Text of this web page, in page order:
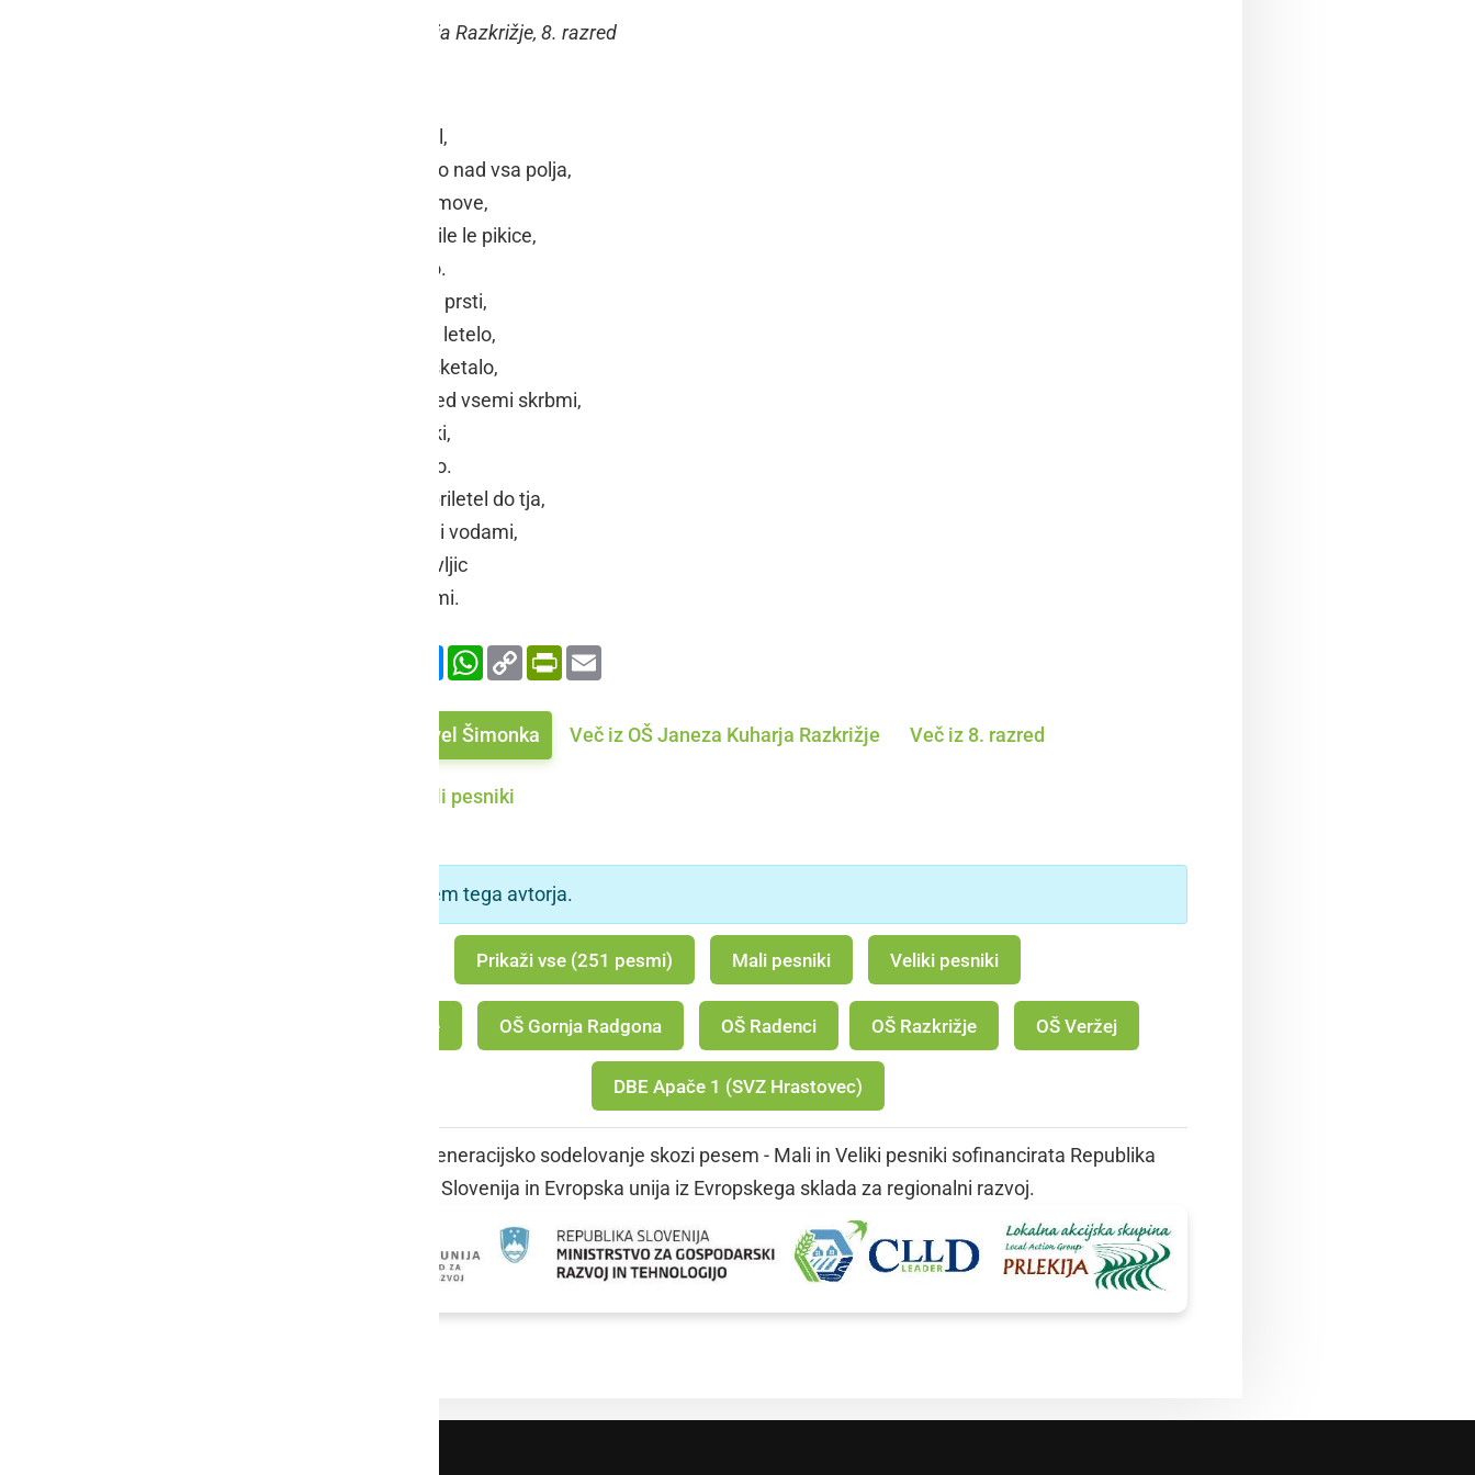
OŠ Janeza Kuharja Razkrižje, 8. razred
Ko bi le lahko letel,
dvignil bi se visoko nad vsa polja,
mesta, šole in domove,
vse dokler ne bi bile le pikice,
združene v celoto.
Čutil bi veter med prsti,
srce bi pohitelo in letelo,
v očeh bi se zalesketalo,
kot da bi bežal pred vsemi skrbmi,
bežal pred občutki,
bežal pred resnico.
Vse dokler ne bi priletel do tja,
kjer je za sedmimi vodami,
vse do tja, do pravljic
za sedmimi gorami.
FacebookMessenger
WhatsApp
Copy
Link
PrintFriendly
Več od Pavel Šimonka Več iz OŠ Janeza Kuharja Razkrižje Več iz 8. razred
Več iz Mali pesniki
To je edina pesem tega avtorja.
Prikaži vse (251 pesmi) Mali pesniki Veliki pesniki
OŠ Apače OŠ Gornja Radgona OŠ Radenci OŠ Razkrižje OŠ Veržej
DBE Apače 1 (SVZ Hrastovec)
Projekt medgeneracijsko sodelovanje skozi pesem - Mali in Veliki pesniki sofinancirata Republika
Slovenija in Evropska unija iz Evropskega sklada za regionalni razvoj.